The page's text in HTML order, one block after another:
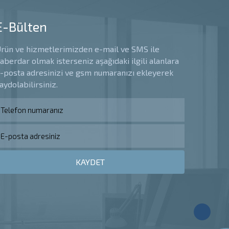
Bülten
ve hizmetlerimizden e-mail ve SMS ile
olmak isterseniz aşağıdaki ilgili alanlara
posta adresinizi ve gsm numaranızı ekleyerek
KAYDET